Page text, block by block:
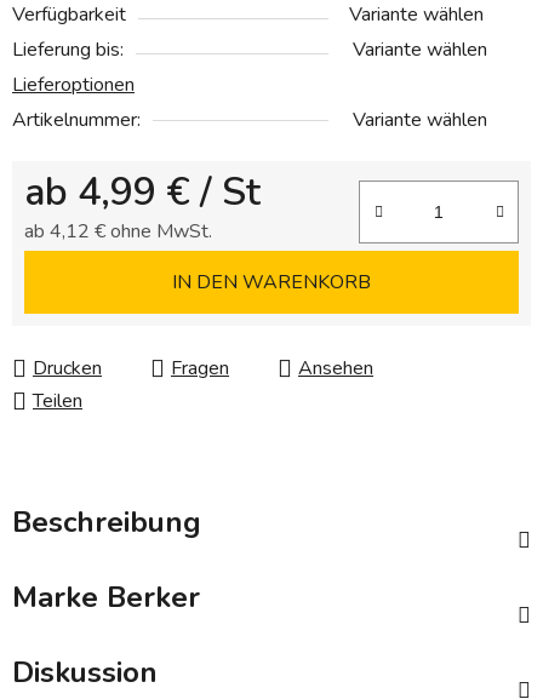
Verfügbarkeit
Variante wählen
Lieferung bis:
Variante wählen
Lieferoptionen
Artikelnummer:
Variante wählen
ab 4,99 € / St
ab 4,12 €ohne MwSt.
IN DEN WARENKORB
Drucken Fragen
Ansehen
Teilen
Beschreibung
Marke Berker
Diskussion